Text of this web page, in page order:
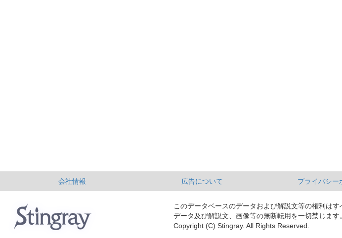
会社情報 広告について プライバシー
このデータベースのデータおよび解説文等の権利は
データ及び解説文、画像等の無断転用を一切禁じます。
Copyright (C) Stingray. All Rights Reserved.